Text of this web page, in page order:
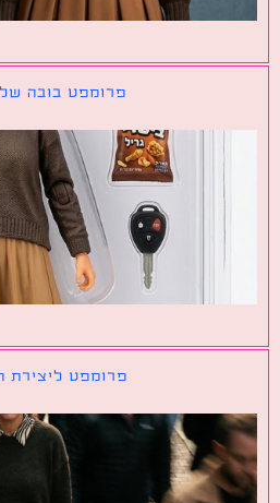
פרומפט בובה שלי
פרומפט ליצירת תמונה